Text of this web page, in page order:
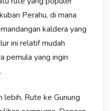
Perahu, di mana
kaldera yang
ini relatif mudah
pemula yang ingin
lebih, Rute ke Gunung